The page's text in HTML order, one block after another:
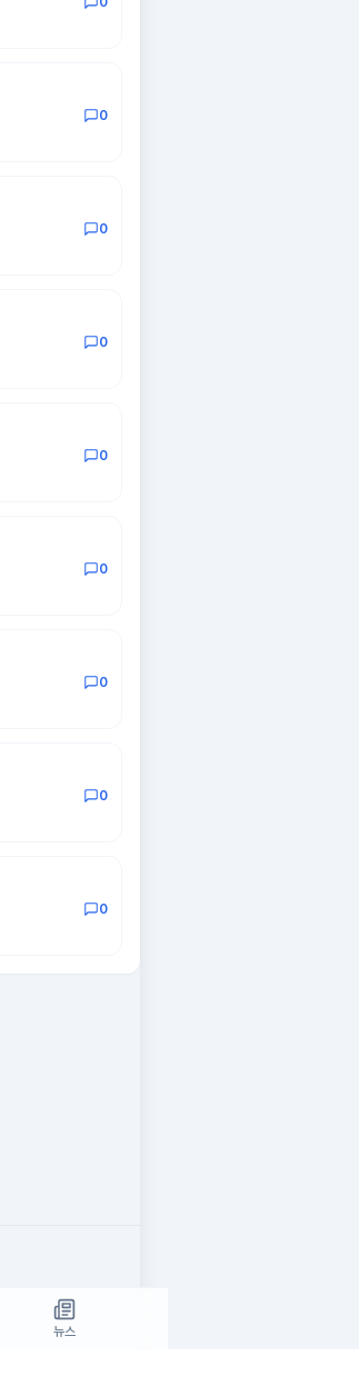
0
0
0
0
0
0
0
0
뉴스